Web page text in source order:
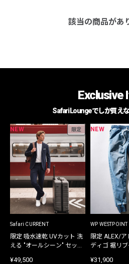
該当の商品があ
Exclusive
Safari Loungeでしか買え
NEW 限定
Safari CURRENT
限定 吸水速乾 UVカット 洗
える "オールシーン" セット
¥49,500
NEW
WP WESTPOINT
限定 ALEX/
ディゴ 裾リブ
¥31,900